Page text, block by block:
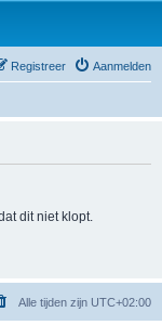
Aanmelden
Registreer
dit niet klopt.
Alle tijden zijn UTC+02:00